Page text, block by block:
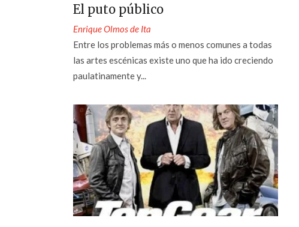
El puto público
Enrique Olmos de Ita
Entre los problemas más o menos comunes a todas
las artes escénicas existe uno que ha ido creciendo
paulatinamente y...